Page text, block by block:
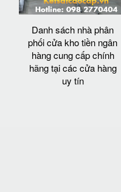
Danh sách nhà phân
phối cửa kho tiền ngân
hàng cung cấp chính
hãng tại các cửa hàng
uy tín